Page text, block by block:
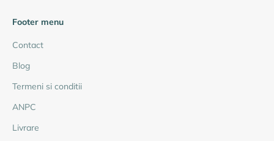
Footer menu
Contact
Blog
Termeni si conditii
ANPC
Livrare